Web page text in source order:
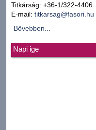
Titkárság: +36-1/322-4406
E-mail: titkarsag@fasori.hu
Bővebben...
Napi ige